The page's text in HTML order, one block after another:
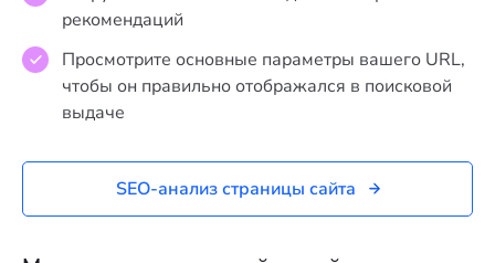
рекомендаций
Просмотрите основные параметры вашего URL,
чтобы он правильно отображался в поисковой
выдаче
SEO-анализ страницы сайта